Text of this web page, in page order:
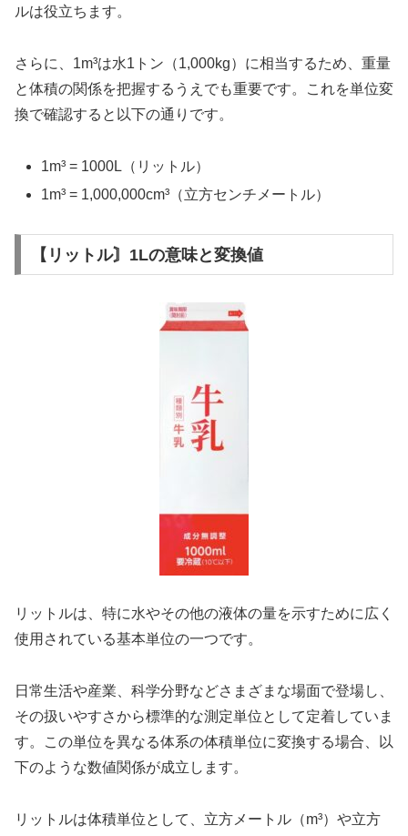
ルは役立ちます。
さらに、1m³は水1トン（1,000kg）に相当するため、重量
と体積の関係を把握するうえでも重要です。これを単位変
換で確認すると以下の通りです。
1m³ = 1000L（リットル）
1m³ = 1,000,000cm³（立方センチメートル）
【リットル〙1Lの意味と変換値
リットルは、特に水やその他の液体の量を示すために広く
使用されている基本単位の一つです。
日常生活や産業、科学分野などさまざまな場面で登場し、
その扱いやすさから標準的な測定単位として定着していま
す。この単位を異なる体系の体積単位に変換する場合、以
下のような数値関係が成立します。
リットルは体積単位として、立方メートル（m³）や立方